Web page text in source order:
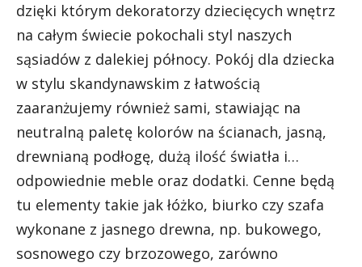
dzięki którym dekoratorzy dziecięcych wnętrz
na całym świecie pokochali styl naszych
sąsiadów z dalekiej północy. Pokój dla dziecka
w stylu skandynawskim z łatwością
zaaranżujemy również sami, stawiając na
neutralną paletę kolorów na ścianach, jasną,
drewnianą podłogę, dużą ilość światła i…
odpowiednie meble oraz dodatki. Cenne będą
tu elementy takie jak łóżko, biurko czy szafa
wykonane z jasnego drewna, np. bukowego,
sosnowego czy brzozowego, zarówno